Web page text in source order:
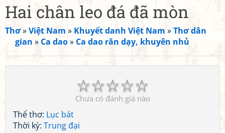
Hai chân leo đá đã mòn
Thơ»Việt Nam » Khuyết danh Việt Nam »Thơ dân
gian » Ca dao» Ca dao răn dạy, khuyên nhủ
☆
☆
☆
☆
☆
Chưa có đánh giá nào
Thể thơ: Lục bát
Thời kỳ: Trung đại